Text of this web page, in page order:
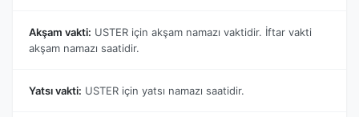
Akşam vakti: USTER için akşam namazı vaktidir. İftar vakti
akşam namazı saatidir.
Yatsı vakti: USTER için yatsı namazı saatidir.